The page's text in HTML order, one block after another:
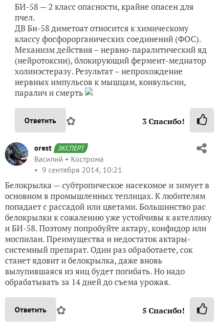
БИ-58 — 2 класс опасности, крайне опасен для
пчел.
ДВ Би-58 диметоат относится к химическому
классу фосфорорганических соединений (ФОС).
Механизм действия – нервно-паралитический яд
(нейротоксин), блокирующий фермент-медиатор
холинэстеразу. Результат – непрохождение
нервных импульсов к мышцам, конвульсии,
паралич и смерть
Ответить ✿ 3Спасибо!
orest ЭКСПЕРТ
Василий
Кострома
9 сентября 2014, 10:21
Белокрылка — субтропическое насекомое и зимует в
основном в промышленных теплицах. К любителям
попадает с рассадой или цветами. Большинство рас
белокрылки к сожалению уже устойчивы к актеллику
и БИ-58. Поэтому попробуйте актару, конфидор или
моспилан. Преимущества и недостаток актары-
системный препарат. Один раз обработаете, сок
станет ядовит и белокрылка, даже вновь
вылупившаяся из яиц будет погибать. Но надо
обрабатывать за 14 дней до съема урожая.
Ответить ✿ 5 Спасибо!